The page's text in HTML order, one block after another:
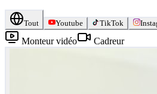
Tout Youtube TikTok
Monteur vidéo Cadreur